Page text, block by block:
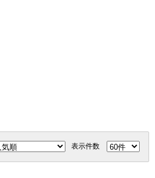
表示件数